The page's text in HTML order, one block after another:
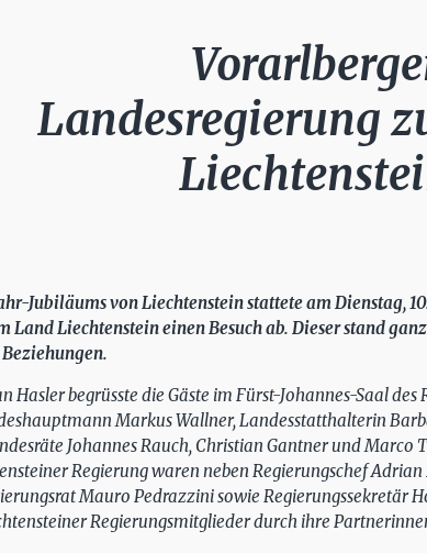
Landesregierung
Jubiläums von Liechtenstein stattete am Dienstag,
Land Liechtenstein einen Besuch ab. Dieser stand
Hasler begrüsste die Gäste im Fürst-Johannes-Saal
Markus Wallner, Landesstatthalterin
Johannes Rauch, Christian Gantner und
Regierung waren neben Regierungschef
Mauro Pedrazzini sowie Regierungssekretär
Regierungsmitglieder durch ihre